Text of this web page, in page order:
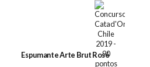
Espumante Arte Brut Rosé